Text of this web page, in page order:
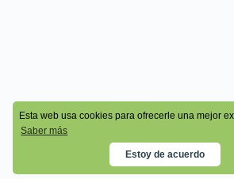
Esta web usa cookies para ofrecerle una mejor
Saber más
Estoy de acuerdo
© 2026 - Cala